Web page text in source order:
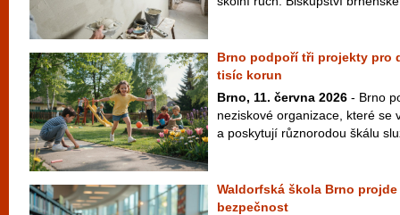
Brno podpoří tři projekty pro
tisíc korun
Brno, 11. června 2026 - Brno
neziskové organizace, které se
a poskytují různorodou škálu
Waldorfská škola Brno
bezpečnost